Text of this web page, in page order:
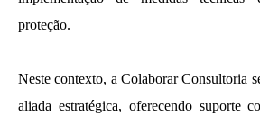
proteção.
Neste contexto, a Colaborar Consultoria
aliada estratégica, oferecendo suporte